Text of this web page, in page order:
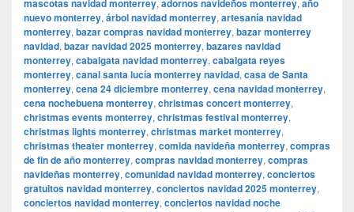
mascotas navidad monterrey adornos navideños monterrey año
nuevo monterrey, árbol navidad monterrey, artesanía navidad
monterrey, bazar compras navidad monterrey, bazar monterrey
navidad, bazar navidad 2025 monterrey, bazares navidad
monterrey, cabalgata navidad monterrey, cabalgata reyes
monterrey, canal santa lucía monterrey navidad, casa de Santa
monterrey, cena 24 diciembre monterrey, cena navidad monterrey,
cena nochebuena monterrey, christmas concert monterrey,
christmas events monterrey, christmas festival monterrey,
christmas lights monterrey, christmas market monterrey,
christmas theater monterrey, comida navideña monterrey, compras
de fin de año monterrey, compras navidad monterrey, compras
navideñas monterrey, comunidad navidad monterrey, conciertos
gratuitos navidad monterrey, conciertos navidad 2025 monterrey,
conciertos navidad monterrey, conciertos navidad noche